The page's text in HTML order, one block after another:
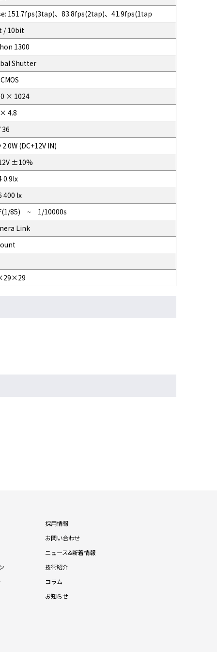
151.7fps(3tap)、83.8fps(2tap)、41.9fps(1tap
/ 10bit
1300
Shutter
× 1024
4.8
36
2.0W (DC+12V IN)
±10%
0.9lx
400 lx
85) ~ 1/10000s
Link
採用情報
お問い合わせ
ニュース&新着情報
技術紹介
コラム
お知らせ